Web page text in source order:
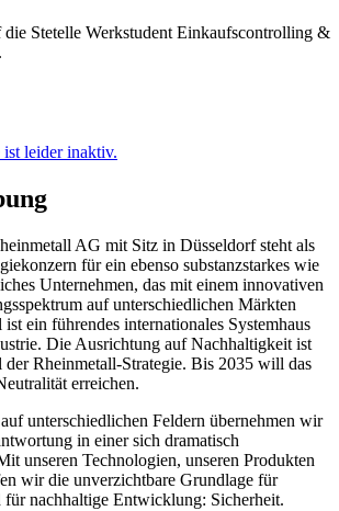
Stetelle Werkstudent Einkaufscontrolling &
ist leider inaktiv.
AG mit Sitz in Düsseldorf steht als
für ein ebenso substanzstarkes wie
Unternehmen, das mit einem innovativen
auf unterschiedlichen Märkten
ein führendes internationales Systemhaus
Die Ausrichtung auf Nachhaltigkeit ist
der Rheinmetall-Strategie. Bis 2035 will das
erreichen.
unterschiedlichen Feldern übernehmen wir
in einer sich dramatisch
unseren Technologien, unseren Produkten
wir die unverzichtbare Grundlage für
für nachhaltige Entwicklung: Sicherheit.